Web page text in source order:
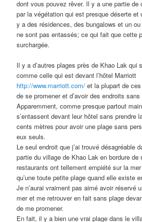
dont vous pouvez rêver. Il y a une partie de
par la végétation qui est presque déserte et
y a des résidences, des bungalows et un
ne sont pas entassés; ce qui fait que cette
surchargée.
Il y a d’autres plages près de Khao Lak qui
comme celle qui est devant l’hôtel Marriott
http://www.marriott.com/ et la plupart de
de se promener et d’avoir des endroits
Apparemment, comme presque partout
s’entassent devant leur hôtel sans prendre
cents mètres pour avoir une plage sans
eux seuls.
Le seul endroit que j’ai trouvé désagréable
partie du village de Khao Lak en bordure
restaurants ont tellement empiété sur la
qu’une toute petite plage quand elle existe
Je n’aurai vraiment pas aimé avoir réservé
mer et me retrouver en fait sans plage
de me promener.
En fait, il y a bien une vrai plage dans le